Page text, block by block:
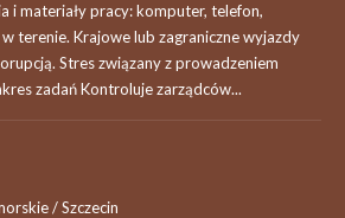
i materiały pracy: komputer, telefon,
terenie. Krajowe lub zagraniczne wyjazdy
Stres związany z prowadzeniem
zadań Kontroluje zarządców...
/ Szczecin